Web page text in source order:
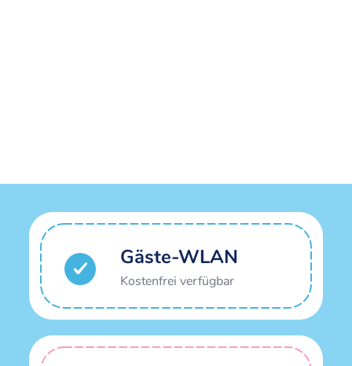
Gäste-WLAN
Kostenfrei verfügbar